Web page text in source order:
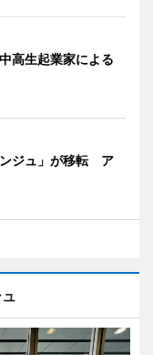
高生起業家による
ジュ」が移転 ア